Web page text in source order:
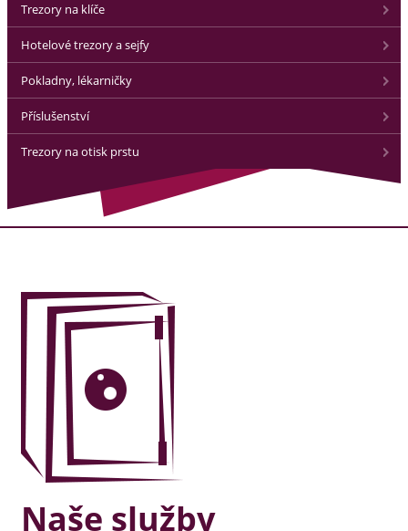
Trezory na klíče
Hotelové trezory a sejfy
Pokladny, lékarničky
Příslušenství
Trezory na otisk prstu
Naše služby